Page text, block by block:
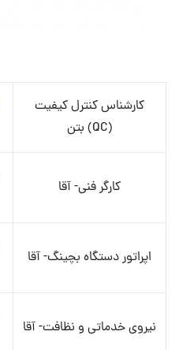
کارشناس کنترل کیفیت
(QC) بتن
کارگر فنی- آقا
اپراتور دستگاه بچینگ- آقا
نیروی خدماتی و نظافت- آقا